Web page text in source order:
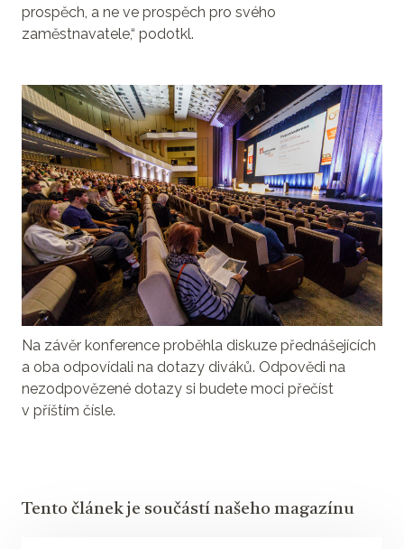
prospěch, a ne ve prospěch pro svého
zaměstnavatele,“ podotkl.
Na závěr konference proběhla diskuze přednášejících
a oba odpovídali na dotazy diváků. Odpovědi na
nezodpovězené dotazy si budete moci přečíst
v příštím čísle.
Tento článek je součástí našeho magazínu